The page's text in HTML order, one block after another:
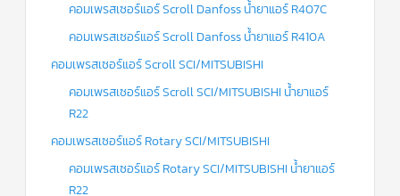
คอมเพรสเซอร์แอร์ Scroll Danfoss น้ำยาแอร์ R407C
คอมเพรสเซอร์แอร์ Scroll Danfoss น้ำยาแอร์ R410A
คอมเพรสเซอร์แอร์ Scroll SCI/MITSUBISHI
คอมเพรสเซอร์แอร์ Scroll SCI/MITSUBISHI น้ำยาแอร์
R22
คอมเพรสเซอร์แอร์ Rotary SCI/MITSUBISHI
คอมเพรสเซอร์แอร์ Rotary SCI/MITSUBISHI น้ำยาแอร์
R22